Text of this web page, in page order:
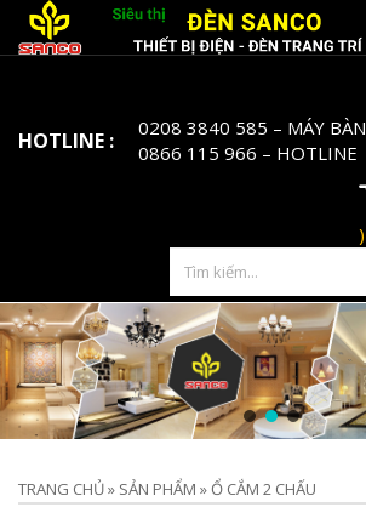
HOTLINE : 0208 3840 585 – MÁY BÀN
0866 115 966 – HOTLINE
)
TRANG CHỦ» SẢN PHẨM »Ổ CẮM 2 CHẤU